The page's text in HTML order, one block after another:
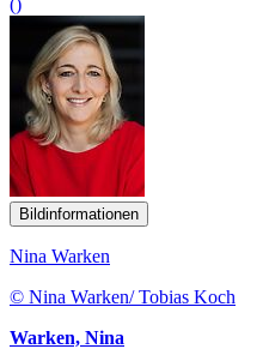
Bildinformationen
Nina Warken
© Nina Warken/ Tobias Koch
Warken, Nina